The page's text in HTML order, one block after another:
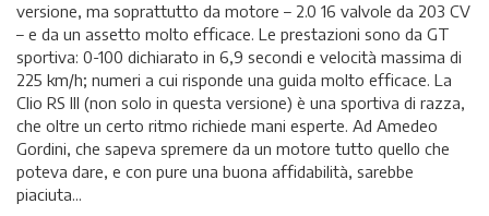
versione, ma soprattutto da motore – 2.0 16 valvole da 203 CV
– e da un assetto molto efficace. Le prestazioni sono da GT
sportiva: 0-100 dichiarato in 6,9 secondi e velocità massima di
225 km/h; numeri a cui risponde una guida molto efficace. La
Clio RS III (non solo in questa versione) è una sportiva di razza,
che oltre un certo ritmo richiede mani esperte. Ad Amedeo
Gordini, che sapeva spremere da un motore tutto quello che
poteva dare, e con pure una buona affidabilità, sarebbe
piaciuta...